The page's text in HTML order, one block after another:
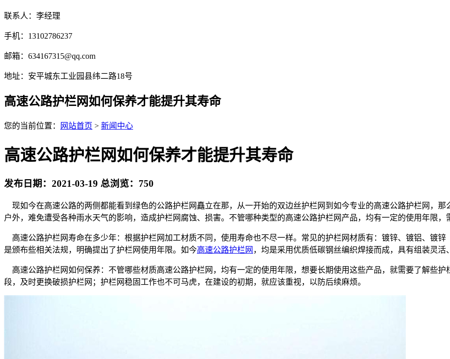
联系人：李经理
手机：13102786237
邮箱：634167315@qq.com
地址：安平城东工业园县纬二路18号
高速公路护栏网如何保养才能提升其寿命
您的当前位置： 网站首页 > 新闻中心
高速公路护栏网如何保养才能提升其寿命
发布日期：2021-03-19 总浏览： 750
现如今在高速公路的两侧都能看到绿色的公路护栏网矗立在那，从一开始的双边丝护栏网到如今专业的高速公路护栏网，那
户外，难免遭受各种雨水天气的影响，造成护栏网腐蚀、损害。不管哪种类型的高速公路护栏网产品，均有一定的使用年限
高速公路护栏网寿命在多少年：根据护栏网加工材质不同，使用寿命也不尽一样。常见的护栏网材质有：镀锌、镀铝、镀
是颁布些相关法规，明确提出了护栏网使用年限。如今高速公路护栏网 ，均是采用优质低碳钢丝编织焊接而成，具有组装灵活
高速公路护栏网如何保养：不管哪些材质高速公路护栏网，均有一定的使用年限，想要长期使用这些产品，就需要了解些
段，及时更换破损护栏网；护栏网稳固工作也不可马虎，在建设的初期，就应该重视，以防后续麻烦。